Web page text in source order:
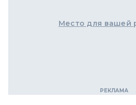
Место для вашей